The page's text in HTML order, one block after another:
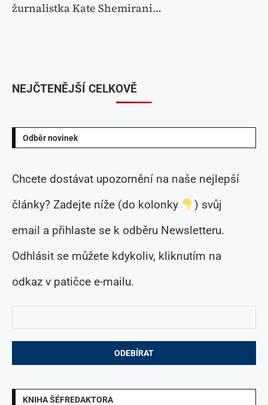
žurnalistka Kate Shemirani…
Odběr novinek
Chcete dostávat upozornění na naše nejlepší
články? Zadejte níže (do kolonky
) svůj
email a přihlaste se k odběru Newsletteru.
Odhlásit se můžete kdykoliv, kliknutím na
odkaz v patičce e-mailu.
KNIHA ŠÉFREDAKTORA
NEJČTENĚJŠÍ CELKOVĚ